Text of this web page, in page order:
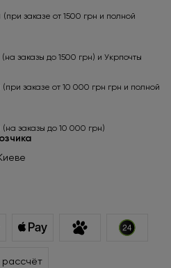
(при заказе от 1500 грн и полной
(на заказы до 1500 грн) и Укрпочты
(при заказе от 10 000 грн грн и полной
(на заказы до 10 000 грн)
рассчёт